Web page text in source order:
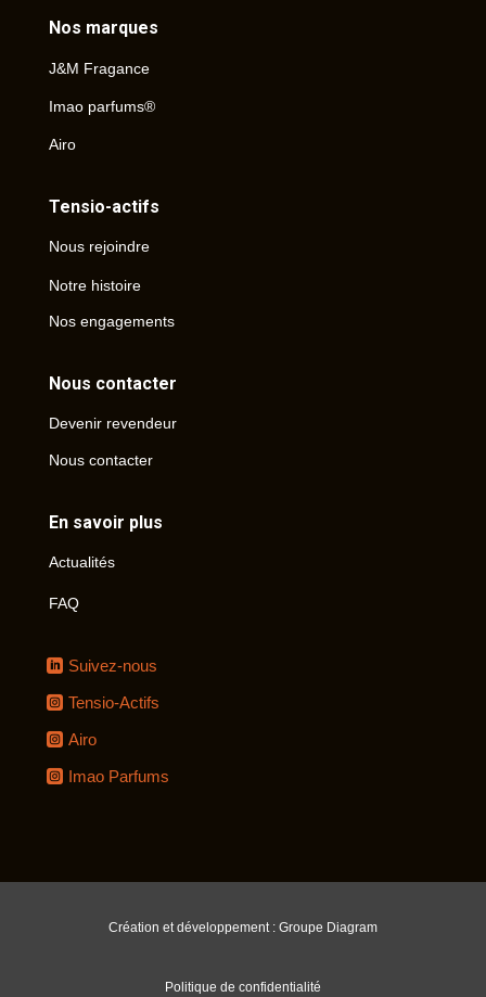
Nos marques
J&M Fragance
Imao parfums®
Airo
Tensio-actifs
Nous rejoindre
Notre histoire
Nos engagements
Nous contacter
Devenir revendeur
Nous contacter
En savoir plus
Actualités
FAQ
Suivez-nous
Tensio-Actifs
Airo
Imao Parfums
Création et développement : Groupe Diagram
Politique de confidentialité